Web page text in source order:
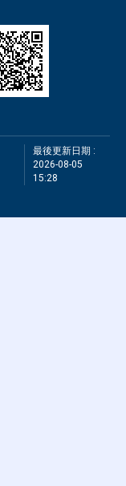
最後更新日期 :
2026-08-05
15:28